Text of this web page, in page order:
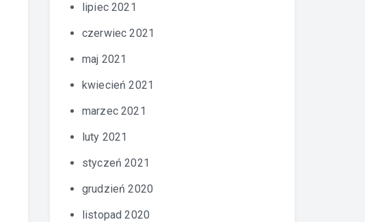
lipiec 2021
czerwiec 2021
maj 2021
kwiecień 2021
marzec 2021
luty 2021
styczeń 2021
grudzień 2020
listopad 2020